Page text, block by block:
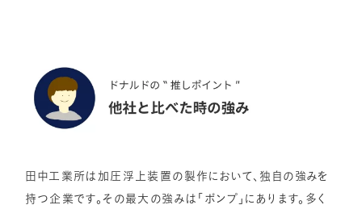
田中工業所は加圧浮上装置の製作において、独自の強みを
持つ企業です。その最大の強みは「ポンプ」にあります。多く